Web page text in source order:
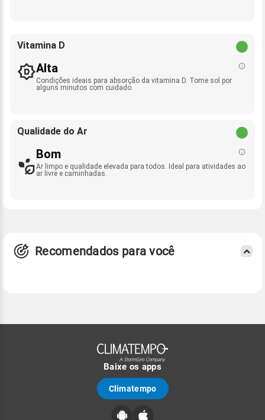
Vitamina D
Alta
Condições ideais para absorção da vitamina D. Tome sol por
alguns minutos com cuidado.
Qualidade do Ar
Bom
Ar limpo e qualidade elevada para todos. Ideal para atividades ao
ar livre e caminhadas.
Recomendados para você
Baixe os apps
Climatempo